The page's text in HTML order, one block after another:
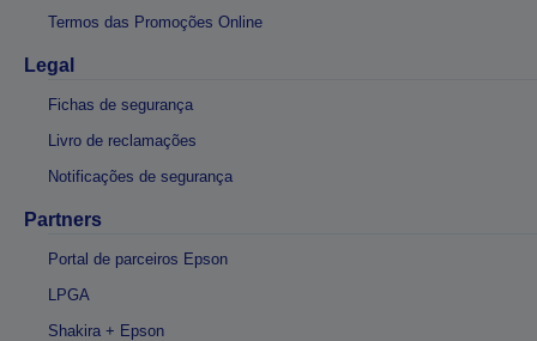
Termos das Promoções Online
Legal
Fichas de segurança
Livro de reclamações
Notificações de segurança
Partners
Portal de parceiros Epson
LPGA
Shakira + Epson